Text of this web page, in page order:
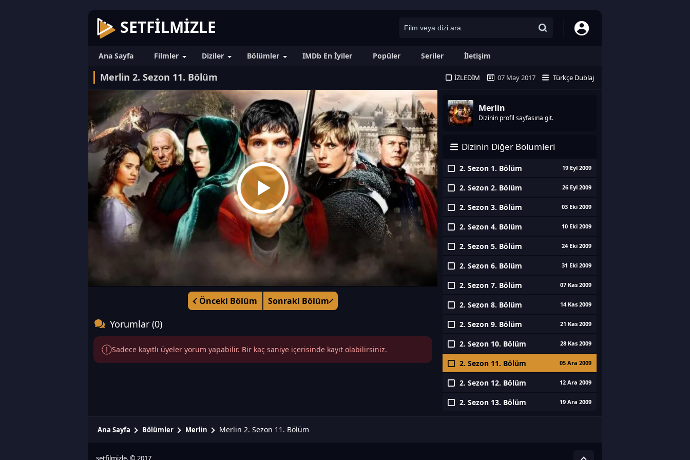
SETFILMIZLE
Ana Sayfa Filmler Diziler Bölümler IMDb En İyiler Popüler Seriler İletişim
Merlin 2. Sezon 11. Bölüm İZLEDIM 07 May 2017 Türkçe Dublaj
Önceki Bölüm Sonraki Bölüm
Merlin
Dizinin profil sayfasına git.
Dizinin Diğer Bölümleri
2. Sezon 1. Bölüm 19 Eyl 2009
2. Sezon 2. Bölüm 26 Eyl 2009
2. Sezon 3. Bölüm 03 Eki 2009
2. Sezon 4. Bölüm 10 Eki 2009
2. Sezon 5. Bölüm 24 Eki 2009
2. Sezon 6. Bölüm 31 Eki 2009
2. Sezon 7. Bölüm 07 Kas 2009
2. Sezon 8. Bölüm 14 Kas 2009
2. Sezon 9. Bölüm 21 Kas 2009
2. Sezon 10. Bölüm 28 Kas 2009
2. Sezon 11. Bölüm 05 Ara 2009
2. Sezon 12. Bölüm 12 Ara 2009
2. Sezon 13. Bölüm 19 Ara 2009
Yorumlar (0)
Sadece kayıtlı üyeler yorum yapabilir. Bir kaç saniye içerisinde kayıt olabilirsiniz.
Ana Sayfa Bölümler Merlin Merlin 2. Sezon 11. Bölüm
setfilmizle. © 2017